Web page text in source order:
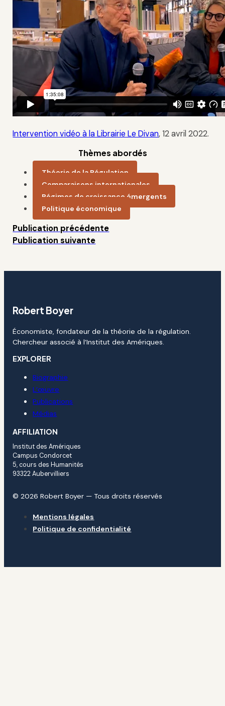
Intervention vidéo à la Librairie Le Divan, 12 avril 2022.
Thèmes abordés
Théorie de la Régulation
Comparaisons internationales
Régimes de croissance émergents
Politique économique
Publication précédente
Publication suivante
Robert Boyer
Économiste, fondateur de la théorie de la régulation.
Chercheur associé à l’Institut des Amériques.
EXPLORER
Biographie
L’œuvre
Publications
Médias
AFFILIATION
Institut des Amériques
Campus Condorcet
5, cours des Humanités
93322 Aubervilliers
© 2026 Robert Boyer — Tous droits réservés
Mentions légales
Politique de confidentialité